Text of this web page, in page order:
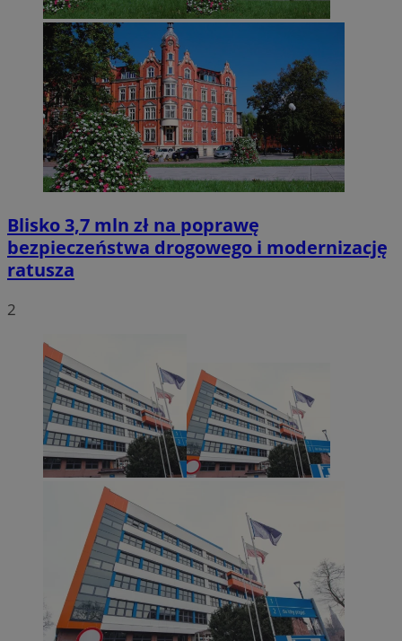
Blisko 3,7 mln zł na poprawę
bezpieczeństwa drogowego i modernizację
ratusza
2